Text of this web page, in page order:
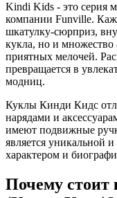
Kindi Kids - это серия
компании Funville.
шкатулку-сюрприз,
кукла, но и множество
приятных мелочей.
превращается в
модниц.
Куклы Кинди Кидс
нарядами и
имеют подвижные
является уникальной
характером и
Почему